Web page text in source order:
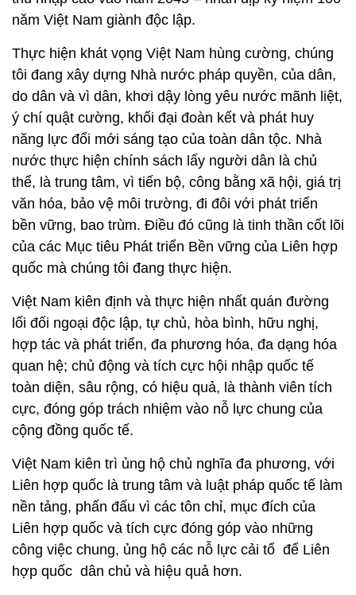
năm Việt Nam giành độc lập.
Thực hiện khát vọng Việt Nam hùng cường, chúng
tôi đang xây dựng Nhà nước pháp quyền, của dân,
do dân và vì dân, khơi dậy lòng yêu nước mãnh liệt,
ý chí quật cường, khối đại đoàn kết và phát huy
năng lực đổi mới sáng tạo của toàn dân tộc. Nhà
nước thực hiện chính sách lấy người dân là chủ
thể, là trung tâm, vì tiến bộ, công bằng xã hội, giá trị
văn hóa, bảo vệ môi trường, đi đôi với phát triển
bền vững, bao trùm. Điều đó cũng là tinh thần cốt lõi
của các Mục tiêu Phát triển Bền vững của Liên hợp
quốc mà chúng tôi đang thực hiện.
Việt Nam kiên định và thực hiện nhất quán đường
lối đối ngoại độc lập, tự chủ, hòa bình, hữu nghị,
hợp tác và phát triển, đa phương hóa, đa dạng hóa
quan hệ; chủ động và tích cực hội nhập quốc tế
toàn diện, sâu rộng, có hiệu quả, là thành viên tích
cực, đóng góp trách nhiệm vào nỗ lực chung của
cộng đồng quốc tế.
Việt Nam kiên trì ủng hộ chủ nghĩa đa phương, với
Liên hợp quốc là trung tâm và luật pháp quốc tế làm
nền tảng, phấn đấu vì các tôn chỉ, mục đích của
Liên hợp quốc và tích cực đóng góp vào những
công việc chung, ủng hộ các nỗ lực cải tổ để Liên
hợp quốc dân chủ và hiệu quả hơn.